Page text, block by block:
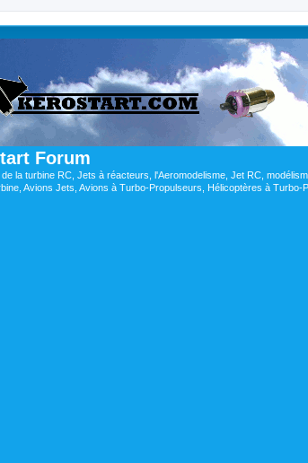
Forum
la turbine RC, Jets à réacteurs, l'Aeromodelisme, Jet RC,
Avions Jets, Avions à Turbo-Propulseurs, Hélicoptères à Turbo-